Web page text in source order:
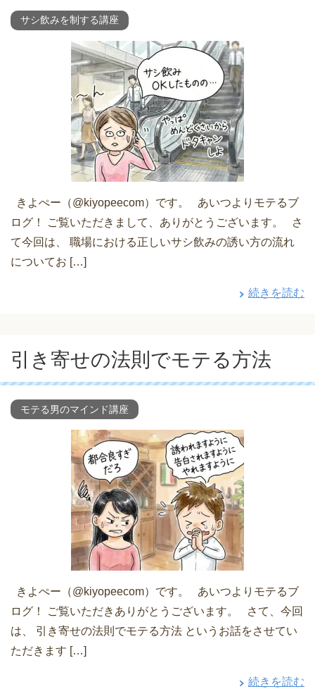
サシ飲みを制する講座
きよぺー（@kiyopeecom）です。 あいつよりモテるブ
ログ！ ご覧いただきまして、ありがとうございます。 さ
て今回は、 職場における正しいサシ飲みの誘い方の流れ
についてお […]
続きを読む
引き寄せの法則でモテる方法
モテる男のマインド講座
きよぺー（@kiyopeecom）です。 あいつよりモテるブ
ログ！ ご覧いただきありがとうございます。 さて、今回
は、 引き寄せの法則でモテる方法 というお話をさせてい
ただきます […]
続きを読む